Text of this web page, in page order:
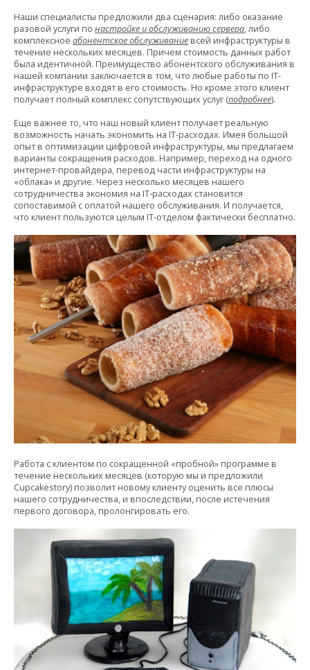
Наши специалисты предложили два сценария: либо оказание
разовой услуги по настройке и обслуживанию сервера, либо
комплексное абонентское обслуживание всей инфраструктуры в
течение нескольких месяцев. Причем стоимость данных работ
была идентичной. Преимущество абонентского обслуживания в
нашей компании заключается в том, что любые работы по IT-
инфраструктуре входят в его стоимость. Но кроме этого клиент
получает полный комплекс сопутствующих услуг (подробнее).
Еще важнее то, что наш новый клиент получает реальную
возможность начать экономить на IT-расходах. Имея большой
опыт в оптимизации цифровой инфраструктуры, мы предлагаем
варианты сокращения расходов. Например, переход на одного
интернет-провайдера, перевод части инфраструктуры на
«облака» и другие. Через несколько месяцев нашего
сотрудничества экономия на IT-расходах становится
сопоставимой с оплатой нашего обслуживания. И получается,
что клиент пользуются целым IT-отделом фактически бесплатно.
Работа с клиентом по сокращенной «пробной» программе в
течение нескольких месяцев (которую мы и предложили
Cupcakestory) позволит новому клиенту оценить все плюсы
нашего сотрудничества, и впоследствии, после истечения
первого договора, пролонгировать его.